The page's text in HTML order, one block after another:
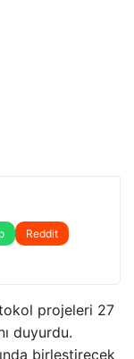
Reddit
projeleri 27
duyurdu.
birleştirecek